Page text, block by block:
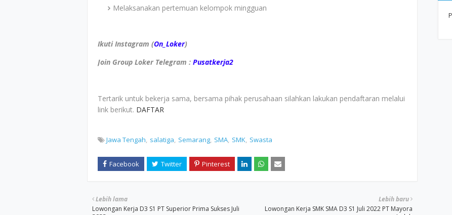
Melaksanakan pertemuan kelompok mingguan
Ikuti Instagram (On_Loker)
Join Group Loker Telegram : Pusatkerja2
Tertarik untuk bekerja sama, bersama pihak perusahaan silahkan lakukan pendaftaran melalui
link berikut. DAFTAR
Jawa Tengah salatiga Semarang SMA SMK Swasta
Lebih baru
Lowongan Kerja SMK SMA D3 S1 Juli 2022 PT Mayora
Lebih lama
Lowongan Kerja D3 S1 PT Superior Prima Sukses Juli